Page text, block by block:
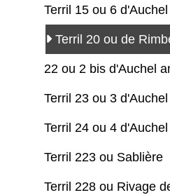
Terril 15 ou 6 d'Auchel
Terril 20 ou de
22 ou 2 bis d'Auchel
Terril 23 ou 3
Terril 24 ou 4 d'Auchel
Terril 223 ou Sablière
Terril 228 ou Rivage